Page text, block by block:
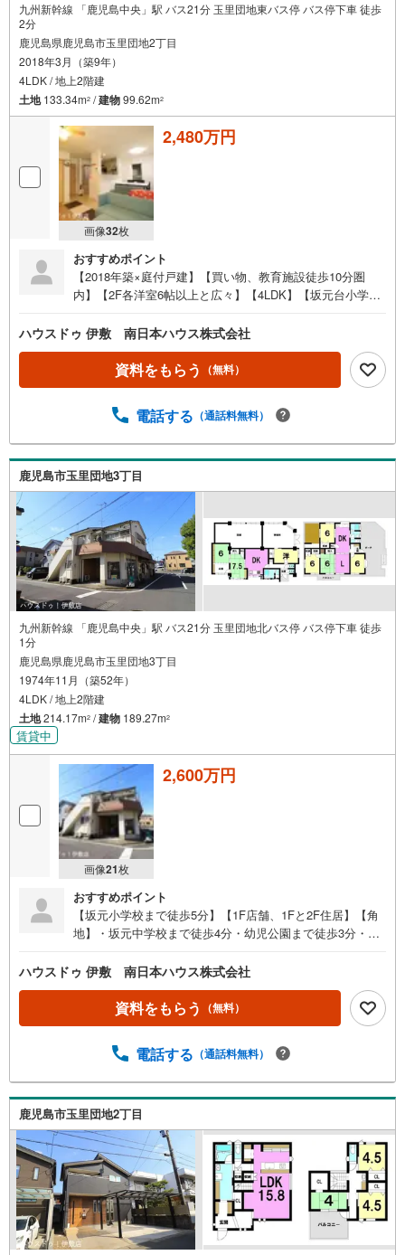
九州新幹線 「鹿児島中央」駅 バス21分 玉里団地東バス停 バス停下車 徒歩
2分
鹿児島県鹿児島市玉里団地2丁目
2018年3月（築9年）
4LDK / 地上2階建
土地133.34m2 /建物99.62m2
画像32枚
2,480万円
おすすめポイント
【2018年築×庭付戸建】【買い物、教育施設徒歩10分圏
内】【2F各洋室6帖以上と広々】【4LDK】【坂元台小学
公園まで徒歩2分（約160m）●イチ押しポイント●・2018年
築の築浅物件・買い物や教育施設、バス、公園など徒歩10
分圏内にあり住環境良好・駐車場普通車2台、軽1台可能
（カーポート2台付）・各居室収納付・家庭菜園ができる庭
m）・坂元中学校まで徒歩9分（約700m）・玉里第二公園
徒歩4分（約310m）・南日本銀行玉里支店まで徒歩6分（約
410m）・タイヨー玉里団地店まで徒歩6分（約480m）・モ
ンキープラザまで徒歩7分（約520m）・うちの幼稚園まで
徒歩7分（約540m）・坂元郵便局まで徒歩8分（約630
m）・玉里団地福祉館まで徒歩10分（約790m） 住宅ロー
ンのご相談も承ります！お気軽にご相談ください
ハウスドゥ 伊敷 南日本ハウス株式会社
資料をもらう （無料）
電話する （通話料無料）
鹿児島市玉里団地3丁目
九州新幹線 「鹿児島中央」駅 バス21分 玉里団地北バス停 バス停下車 徒歩
1分
鹿児島県鹿児島市玉里団地3丁目
1974年11月（築52年）
4LDK / 地上2階建
土地214.17m2 /建物 189.27m2
賃貸中
画像21枚
2,600万円
おすすめポイント
【坂元小学校まで徒歩5分】【1F店舗、1Fと2F住居】【角
地】・坂元中学校まで徒歩4分・幼児公園まで徒歩3分・フ
小学校まで徒歩5分（約340m）・坂元中学校まで徒歩4分
（約260m）・幼児公園まで徒歩3分（約180m）・ファミリ
ーマート 玉里団地店まで徒歩5分（約360m）・モンキープ
ラザまで徒歩5分（約390m）・南日本銀行玉里支店まで徒
m）・タイヨー玉里団地店まで徒歩6分（約480m）・鹿児
郵便局まで徒歩12分（約920m） 住宅ローンのご相談も承
ります！お気軽にご相談ください
ハウスドゥ 伊敷 南日本ハウス株式会社
資料をもらう （無料）
電話する （通話料無料）
鹿児島市玉里団地2丁目